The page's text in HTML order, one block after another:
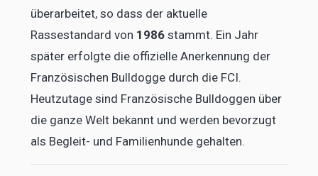
überarbeitet, so dass der aktuelle
Rassestandard von 1986stammt. Ein Jahr
später erfolgte die offizielle Anerkennung der
Französischen Bulldogge durch die FCI.
Heutzutage sind Französische Bulldoggen über
die ganze Welt bekannt und werden bevorzugt
als Begleit- und Familienhunde gehalten.